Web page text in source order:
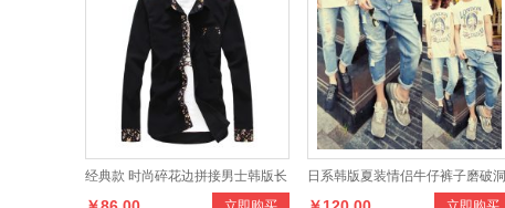
经典款 时尚碎花边拼接男士韩版长 日系韩版夏装情侣牛仔裤子磨破洞